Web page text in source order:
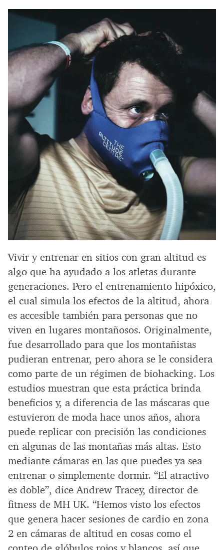
Vivir y entrenar en sitios con gran altitud es
algo que ha ayudado a los atletas durante
generaciones. Pero el entrenamiento hipóxico,
el cual simula los efectos de la altitud, ahora
es accesible también para personas que no
viven en lugares montañosos. Originalmente,
fue desarrollado para que los montañistas
pudieran entrenar, pero ahora se le considera
como parte de un régimen de biohacking. Los
estudios muestran que esta práctica brinda
beneficios y, a diferencia de las máscaras que
estuvieron de moda hace unos años, ahora
puede replicar con precisión las condiciones
en algunas de las montañas más altas. Esto
mediante cámaras en las que puedes ya sea
entrenar o simplemente dormir. “El atractivo
es doble”, dice Andrew Tracey, director de
fitness de MH UK. “Hemos visto los efectos
que genera hacer sesiones de cardio en zona
2 en cámaras de altitud en cosas como el